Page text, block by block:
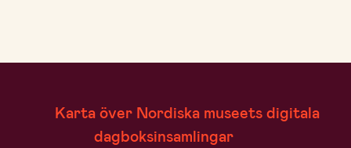
Karta över Nordiska museets digitala
dagboksinsamlingar